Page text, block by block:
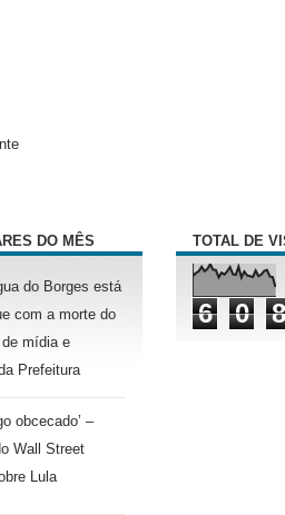
DO MÊS
do Borges está
com a morte do
mídia e
Prefeitura
obcecado’ –
Wall Street
Lula
TOTAL DE
6 0 8